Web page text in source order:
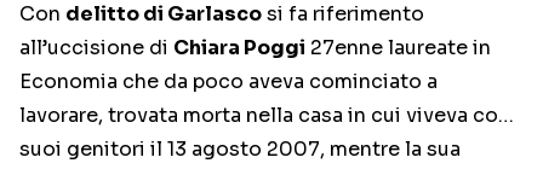
Con delitto di Garlascosi fa riferimento
all’uccisione di Chiara Poggi 27enne laureate in
Economia che da poco aveva cominciato a
lavorare, trovata morta nella casa in cui viveva con i
suoi genitori il 13 agosto 2007, mentre la sua